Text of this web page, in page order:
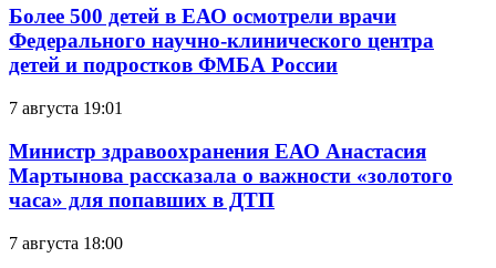
Более 500 детей в ЕАО осмотрели врачи
Федерального научно-клинического центра
детей и подростков ФМБА России
7 августа 19:01
Министр здравоохранения ЕАО Анастасия
Мартынова рассказала о важности «золотого
часа» для попавших в ДТП
7 августа 18:00